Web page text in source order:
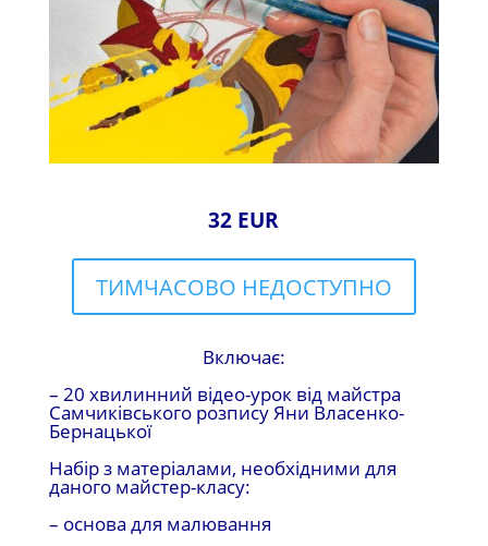
32 EUR
ТИМЧАСОВО НЕДОСТУПНО
Включає:
– 20 хвилинний відео-урок від майстра
Самчиківського розпису Яни Власенко-
Бернацької
Набір з матеріалами, необхідними для
даного майстер-класу:
– основа для малювання